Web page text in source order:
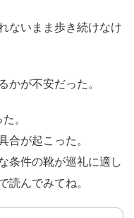
ないまま歩き続けなけ
が不安だった。
。
が起こった。
条件の靴が巡礼に適し
んでみてね。